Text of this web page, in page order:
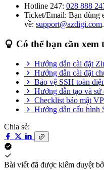
Hotline 247: 028 888
Ticket/Email: Bạn dùng
về: support@azdigi.com.
Có thể bạn cần xem
Hướng dẫn cài đặt
Hướng dẫn cài đặt
Bảo vệ SSH toàn
Hướng dẫn tạo và
Checklist bảo mật
Hướng dẫn cấu hình
Chia sẻ:
Bài viết đã được kiểm duyệt